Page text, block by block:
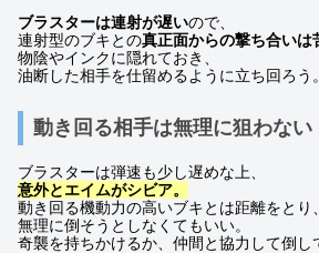
ブラスターは連射が遅いので、
連射型のブキとの真正面からの撃ち合いは
物陰やインクに隠れておき、
油断した相手を仕留めるように立ち回ろう。
動き回る相手は無理に狙わない
ブラスターは弾速も少し遅めな上、
意外とエイムがシビア。
動き回る機動力の高いブキとは距離をとり、
無理に倒そうとしなくてもいい。
奇襲を持ちかけるか、仲間と協力して倒し